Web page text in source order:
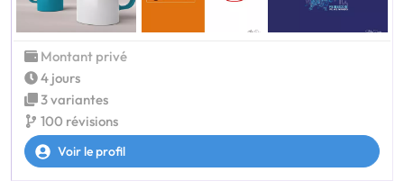
Montant privé
4 jours
3 variantes
100 révisions
Voir le profil